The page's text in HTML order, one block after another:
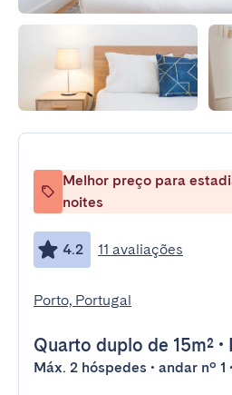
Melhor preço para
noites
4.2 11 avaliações
Porto, Portugal
Quarto duplo de 15m² •
Máx. 2 hóspedes • andar nº 1